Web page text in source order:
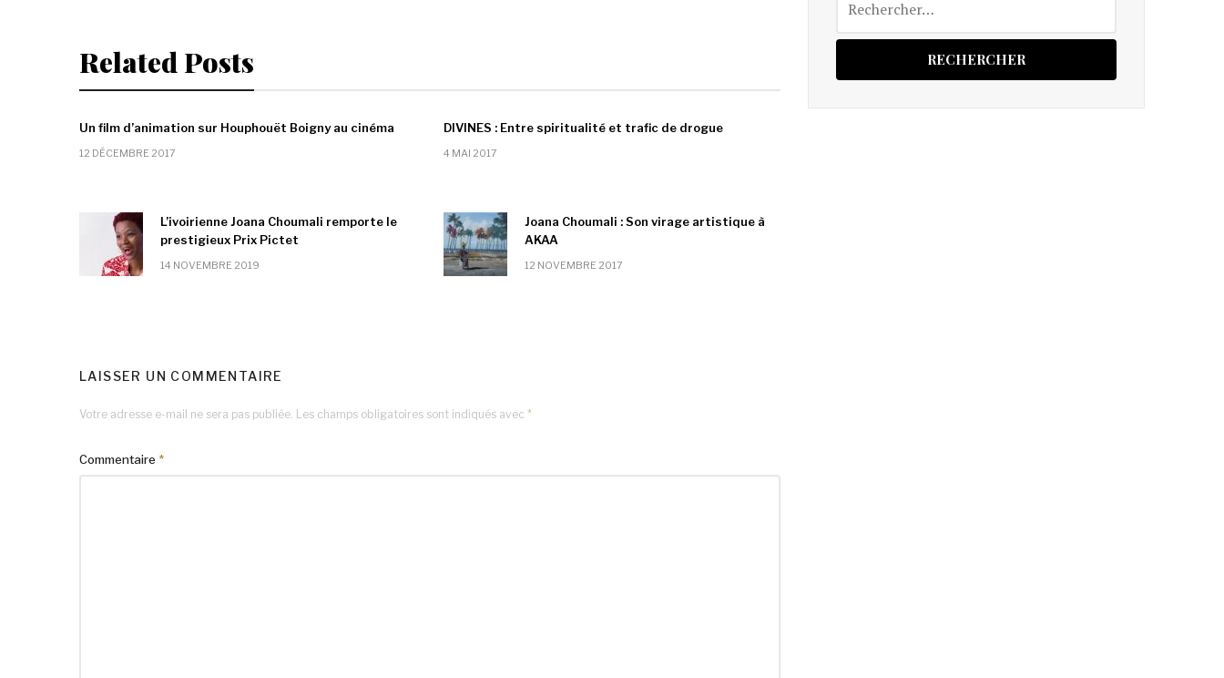
Related Posts
Un film d’animation sur Houphouët Boigny au cinéma
12 DÉCEMBRE 2017
DIVINES : Entre spiritualité et trafic de drogue
4 MAI 2017
L’ivoirienne Joana Choumali remporte le
prestigieux Prix Pictet
14 NOVEMBRE 2019
Joana Choumali : Son virage artistique à
AKAA
12 NOVEMBRE 2017
LAISSER UN COMMENTAIRE
Votre adresse e-mail ne sera pas publiée. Les champs obligatoires sont indiqués avec *
Commentaire *